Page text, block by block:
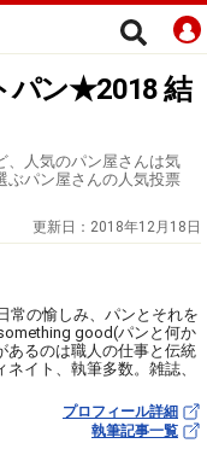
パン★2018 結
、人気のパン屋さんは気
ぶパン屋さんの人気投票
更新日： 2018年12月18日
常の愉しみ、パンとそれを
good(パンと何か
あるのは職人の仕事と伝統
イト、執筆多数。雑誌、
プロフィール詳細
執筆記事一覧